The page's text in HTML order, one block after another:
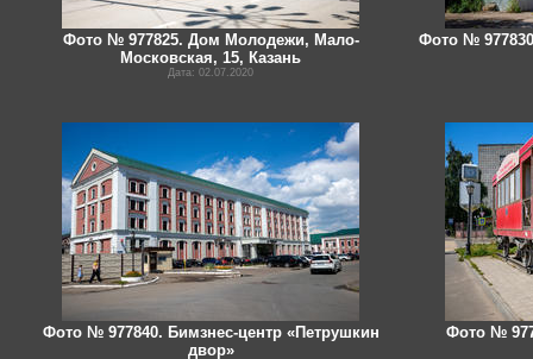
Фото № 977825. Дом Молодежи, Мало-
Московская, 15, Казань
Дата: 02.07.2020
Фото №
Фото № 977840. Бимзнес-центр «Петрушкин
двор»
Фото №